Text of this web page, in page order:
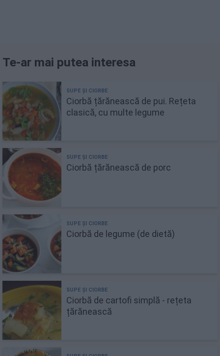
Te-ar mai putea interesa
Ciorbă țărănească de pui. Rețeta
clasică, cu multe legume
Ciorbă țărănească de porc
Ciorbă de legume (de dietă)
Ciorbă de cartofi simplă - rețeta
țărănească